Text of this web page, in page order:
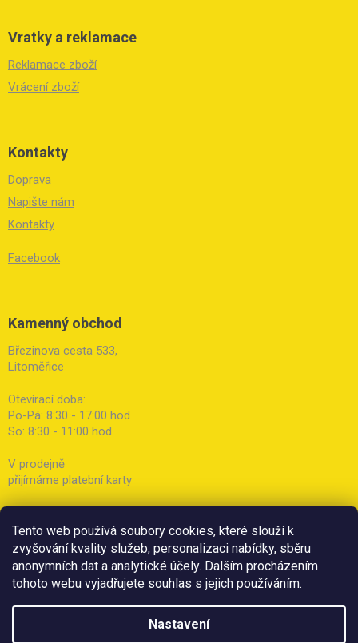
Tento web používá soubory cookies, které slouží k
zvyšování kvality služeb, personalizaci nabídky, sběru
anonymních dat a analytické účely. Dalším procházením
tohoto webu vyjadřujete souhlas s jejich používáním.
Nastavení
Vratky a reklamace
Reklamace zboží
Vrácení zboží
Kontakty
Doprava
Napište nám
Kontakty
Facebook
Kamenný obchod
Březinova cesta 533,
Litoměřice
Otevírací doba:
Po-Pá: 8:30 - 17:00 hod
So: 8:30 - 11:00 hod
V prodejně
přijímáme platební karty